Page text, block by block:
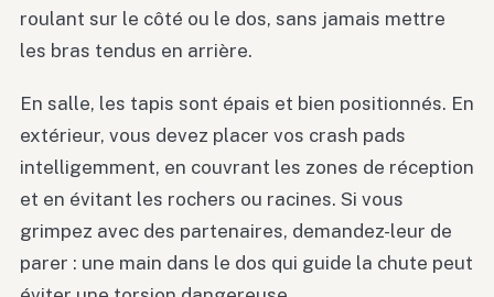
roulant sur le côté ou le dos, sans jamais mettre
les bras tendus en arrière.
En salle, les tapis sont épais et bien positionnés. En
extérieur, vous devez placer vos crash pads
intelligemment, en couvrant les zones de réception
et en évitant les rochers ou racines. Si vous
grimpez avec des partenaires, demandez-leur de
parer : une main dans le dos qui guide la chute peut